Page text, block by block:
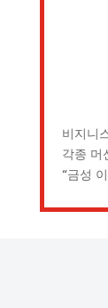
비지니
각종 머
“금성